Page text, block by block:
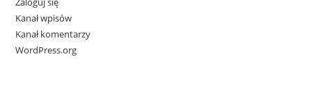
Kanał wpisów
Kanał komentarzy
WordPress.org